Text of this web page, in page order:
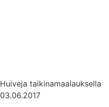
Huiveja taikinamaalauksella
03.06.2017